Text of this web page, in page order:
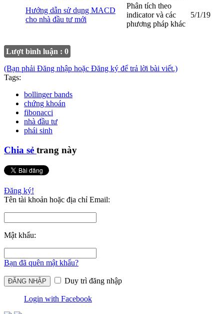
Hướng dẫn sử dụng MACD
cho nhà đầu tư mới
Phân tích theo
indicator và các
phương pháp khác
5/1/19
Lượt bình luận : 0
(Bạn phải Đăng nhập hoặc Đăng ký để trả lời bài viết.)
Tags:
bollinger bands
chứng khoán
fibonacci
nhà đầu tư
phái sinh
Chia sẻ trang này
Đăng ký!
Tên tài khoản hoặc địa chỉ Email:
Mật khẩu:
Bạn đã quên mật khẩu?
Duy trì đăng nhập
Login with Facebook